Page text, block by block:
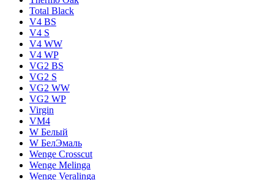
Total Black
V4 BS
V4 S
V4 WW
V4 WР
VG2 BS
VG2 S
VG2 WW
VG2 WР
Virgin
VM4
W Белый
W БелЭмаль
Wenge Crosscut
Wenge Melinga
Wenge Veralinga